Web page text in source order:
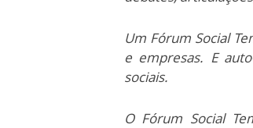
Um Fórum Social
e empresas. E
sociais.
O Fórum Social